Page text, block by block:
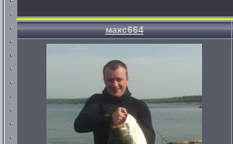
макс664